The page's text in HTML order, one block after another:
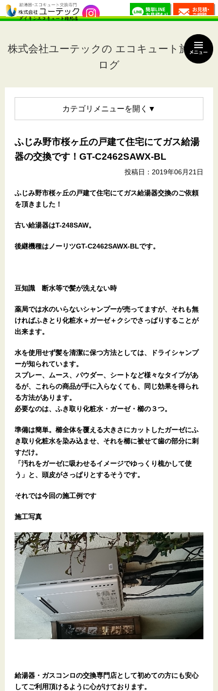
株式会社ユーテックの エコキュート施工ブ
ログ
カテゴリメニュー
ふじみ野市桜ヶ丘の戸建て住宅にてガス給湯
器の交換です！GT-C2462SAWX-BL
投稿日：2019年06月21日
ふじみ野市桜ヶ丘の戸建て住宅にてガス給湯器交換のご依頼
を頂きました！
古い給湯器はT-248SAW。
後継機種はノーリツGT-C2462SAWX-BLです。
豆知識 断水等で髪が洗えない時
薬局では水のいらないシャンプーが売ってますが、それも無
ければふきとり化粧水＋ガーゼ＋クシでさっぱりすることが
出来ます。
水を使用せず髪を清潔に保つ方法としては、ドライシャンプ
ーが知られています。
スプレー、ムース、パウダー、シートなど様々なタイプがあ
るが、これらの商品が手に入らなくても、同じ効果を得られ
る方法があります。
必要なのは、ふき取り化粧水・ガーゼ・櫛の３つ。
準備は簡単。櫛全体を覆える大きさにカットしたガーゼにふ
き取り化粧水を染み込ませ、それを櫛に被せて歯の部分に刺
すだけ。
「汚れをガーゼに吸わせるイメージでゆっくり梳かして使
う」と、頭皮がさっぱりとするそうです。
それでは今回の施工例です
施工写真
給湯器・ガスコンロの交換専門店として初めての方にも安心
してご利用頂けるように心がけております。